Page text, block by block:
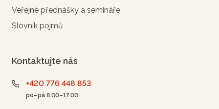
Veřejné přednášky a semináře
Slovník pojmů
Kontaktujte nás
+420 776 448 853
po–pá 8.00–17.00